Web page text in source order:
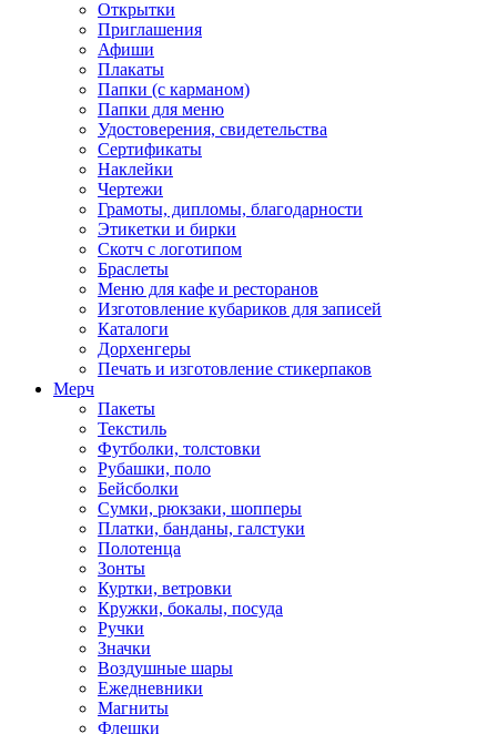
Открытки
Приглашения
Афиши
Плакаты
Папки (с карманом)
Папки для меню
Удостоверения, свидетельства
Сертификаты
Наклейки
Чертежи
Грамоты, дипломы, благодарности
Этикетки и бирки
Скотч с логотипом
Браслеты
Меню для кафе и ресторанов
Изготовление кубариков для записей
Каталоги
Дорхенгеры
Печать и изготовление стикерпаков
Мерч
Пакеты
Текстиль
Футболки, толстовки
Рубашки, поло
Бейсболки
Cумки, рюкзаки, шопперы
Платки, банданы, галстуки
Полотенца
Зонты
Куртки, ветровки
Кружки, бокалы, посуда
Ручки
Значки
Воздушные шары
Ежедневники
Магниты
Флешки